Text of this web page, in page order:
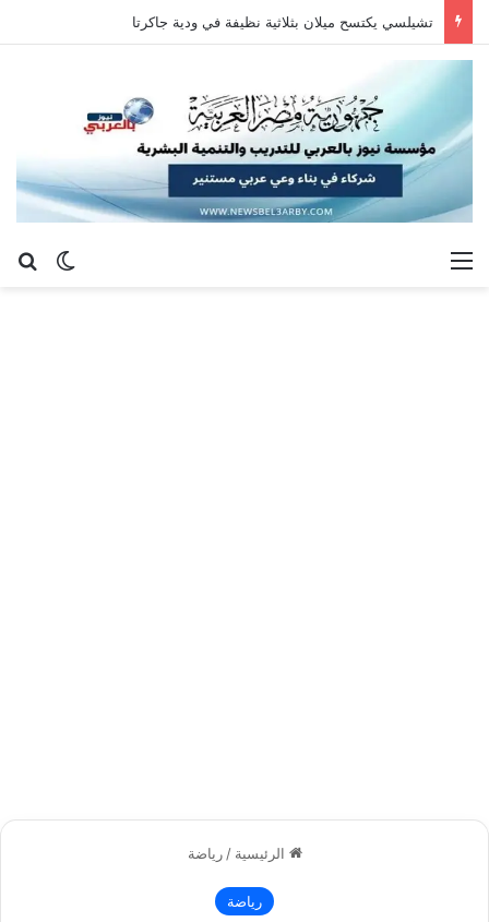
تشيلسي يكتسح ميلان بثلاثية نظيفة في ودية جاكرتا
الوضع القائمة
الرئيسية / رياضة
رياضة